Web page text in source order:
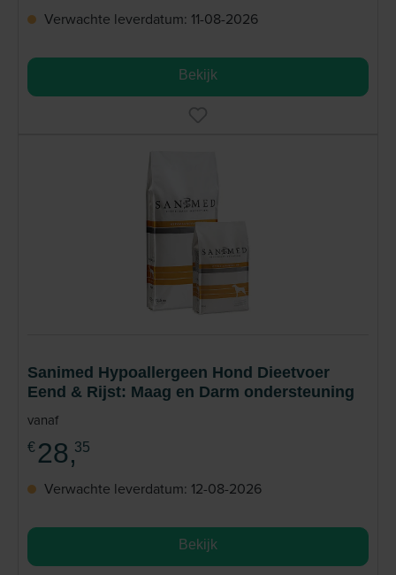
Verwachte leverdatum: 11-08-2026
Bekijk
Sanimed Hypoallergeen Hond Dieetvoer
Eend & Rijst: Maag en Darm ondersteuning
vanaf
€ 28,35
Verwachte leverdatum: 12-08-2026
Bekijk